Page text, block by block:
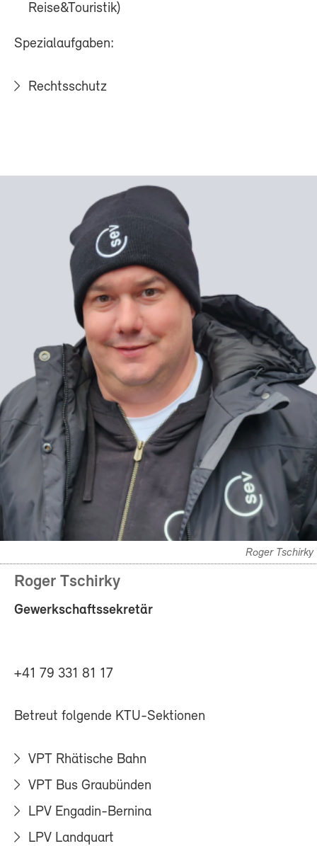
Reise&Touristik)
Spezialaufgaben:
Rechtsschutz
Roger Tschirky
Roger Tschirky
Gewerkschaftssekretär
+41 79 331 81 17
Betreut folgende KTU-Sektionen
VPT Rhätische Bahn
VPT Bus Graubünden
LPV Engadin-Bernina
LPV Landquart